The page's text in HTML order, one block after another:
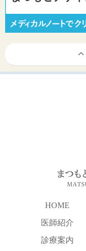
HOME
医師紹介
診療案内